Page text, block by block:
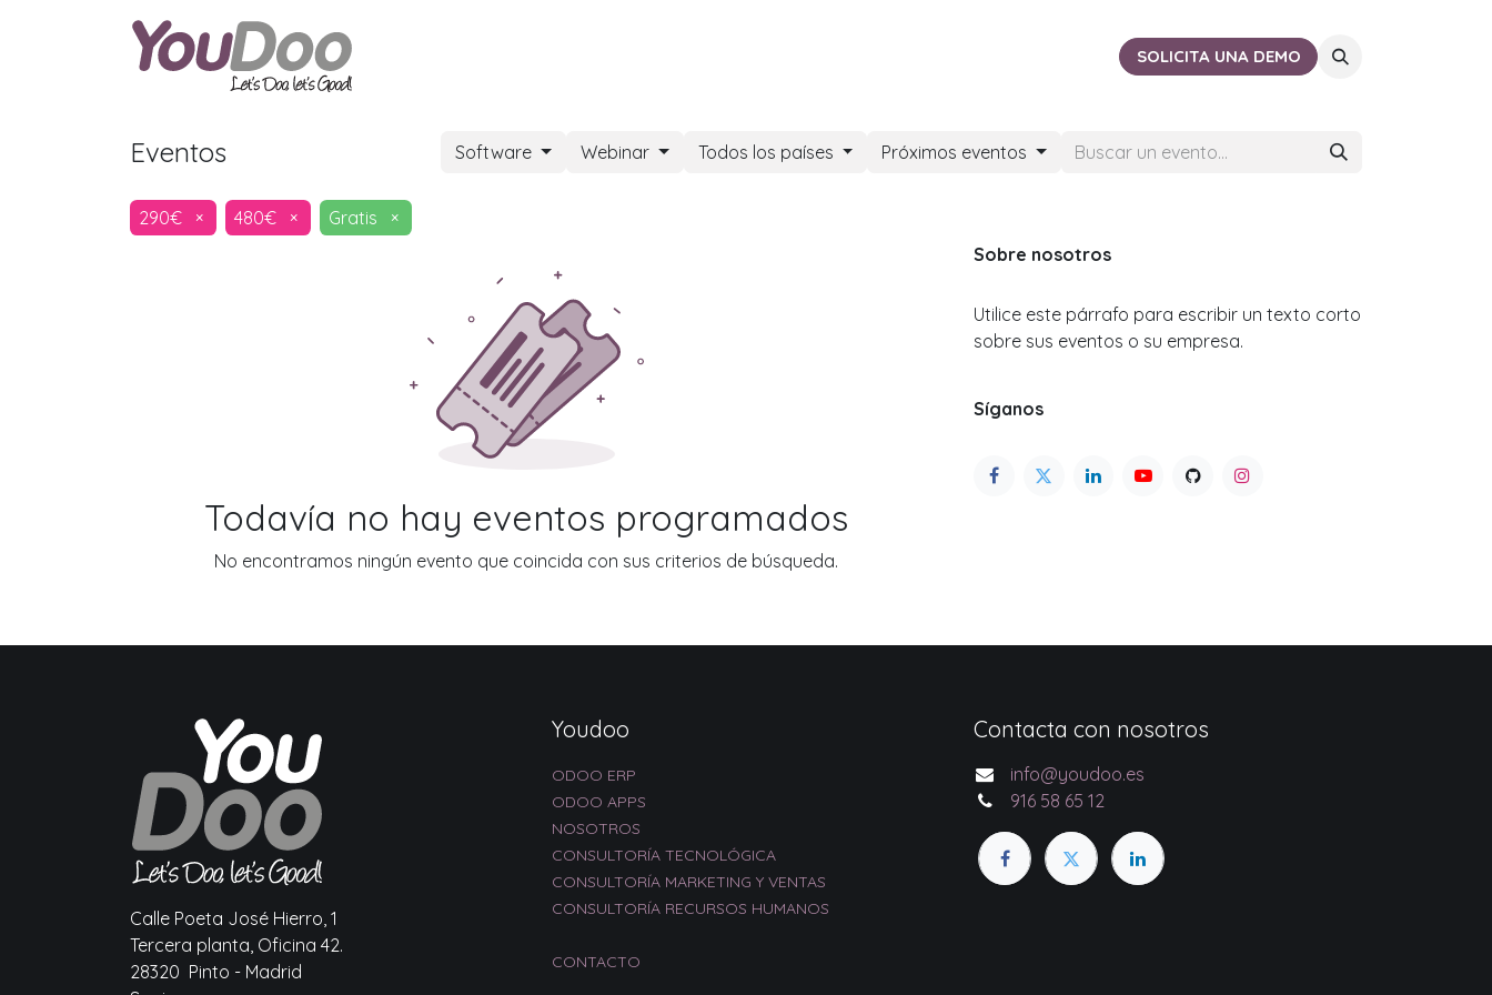
CERCA DE TISOLICITA UNA DEMO
Eventos Software Webinar Todos los países Próximos eventos
290€ × 480€ × Gratis ×
Todavía no hay eventos programados
No encontramos ningún evento que coincida con sus criterios de búsqueda.
Sobre nosotros
Utilice este párrafo para escribir un texto corto
sobre sus eventos o su empresa.
Síganos
Calle Poeta José Hierro, 1
Tercera planta, Oficina 42.
28320 Pinto - Madrid
Youdoo
ODOO ERP
ODOO APPS
NOSOTROS
CONSULTORÍA TECNOLÓGICA
CONSULTORÍA MARKETING Y VENTAS
CONSULTORÍA RECURSOS HUMANOS
CONTACTO
Contacta con nosotros
info@youdoo.es
916 58 65 12